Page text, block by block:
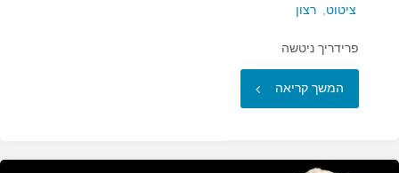
ציטוט, רצון
פרידריך ניטשה
המשך קריאה "ההצלחה
מצויה